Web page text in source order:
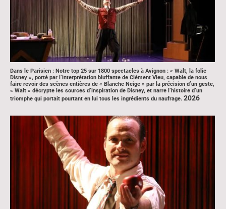
Dans le Parisien : Notre top 25 sur 1800 spectacles à Avignon : « Walt, la folie
Disney », porté par l’interprétation bluffante de Clément Vieu, capable de nous
faire revoir des scènes entières de « Blanche Neige » par la précision d’un geste,
« Walt » décrypte les sources d’inspiration de Disney, et narre l’histoire d’un
triomphe qui portait pourtant en lui tous les ingrédients du naufrage. 2026